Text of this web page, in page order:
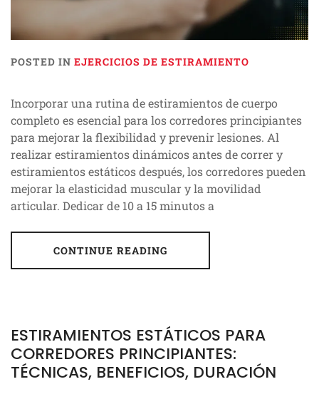
POSTED IN EJERCICIOS DE ESTIRAMIENTO
Incorporar una rutina de estiramientos de cuerpo
completo es esencial para los corredores principiantes
para mejorar la flexibilidad y prevenir lesiones. Al
realizar estiramientos dinámicos antes de correr y
estiramientos estáticos después, los corredores pueden
mejorar la elasticidad muscular y la movilidad
articular. Dedicar de 10 a 15 minutos a
CONTINUE READING
ESTIRAMIENTOS ESTÁTICOS PARA
CORREDORES PRINCIPIANTES:
TÉCNICAS, BENEFICIOS, DURACIÓN